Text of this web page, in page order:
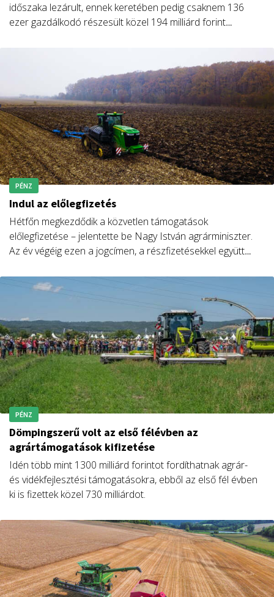
időszaka lezárult, ennek keretében pedig csaknem 136
ezer gazdálkodó részesült közel 194 milliárd forint
PÉNZ
Indul az előlegfizetés
Hétfőn megkezdődik a közvetlen támogatások
előlegfizetése – jelentette be Nagy István agrárminiszter.
Az év végéig ezen a jogcímen, a részfizetésekkel együtt
PÉNZ
Dömpingszerű volt az első félévben az
agrártámogatások kifizetése
Idén több mint 1300 milliárd forintot fordíthatnak agrár-
és vidékfejlesztési támogatásokra, ebből az első fél évben
ki is fizettek közel 730 milliárdot.